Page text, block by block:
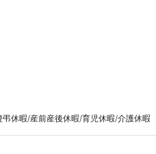
休暇/産前産後休暇/育児休暇/介護休暇